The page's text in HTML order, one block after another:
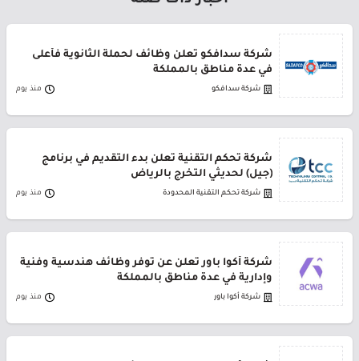
شركة سدافكو تعلن وظائف لحملة الثانوية فأعلى
في عدة مناطق بالمملكة
شركة سدافكو منذ يوم
شركة تحكم التقنية تعلن بدء التقديم في برنامج
(جيل) لحديثي التخرج بالرياض
شركة تحكم التقنية المحدودة منذ يوم
شركة أكوا باور تعلن عن توفر وظائف هندسية وفنية
وإدارية في عدة مناطق بالمملكة
شركة أكوا باور منذ يوم